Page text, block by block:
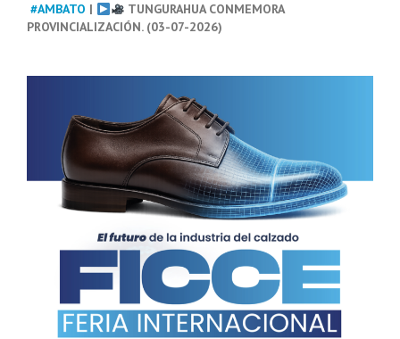
#AMBATO |
TUNGURAHUA CONMEMORA
PROVINCIALIZACIÓN. (03-07-2026)